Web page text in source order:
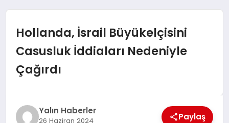
YAŞAM
Hollanda, İsrail Büyükelçisini
Casusluk İddiaları Nedeniyle
Çağırdı
Yalın Haberler
26 Haziran 2024 Paylaş